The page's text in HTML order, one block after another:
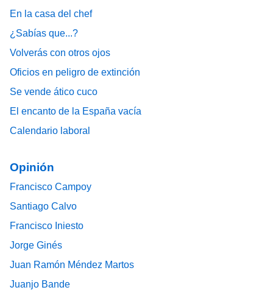
En la casa del chef
¿Sabías que...?
Volverás con otros ojos
Oficios en peligro de extinción
Se vende ático cuco
El encanto de la España vacía
Calendario laboral
Opinión
Francisco Campoy
Santiago Calvo
Francisco Iniesto
Jorge Ginés
Juan Ramón Méndez Martos
Juanjo Bande